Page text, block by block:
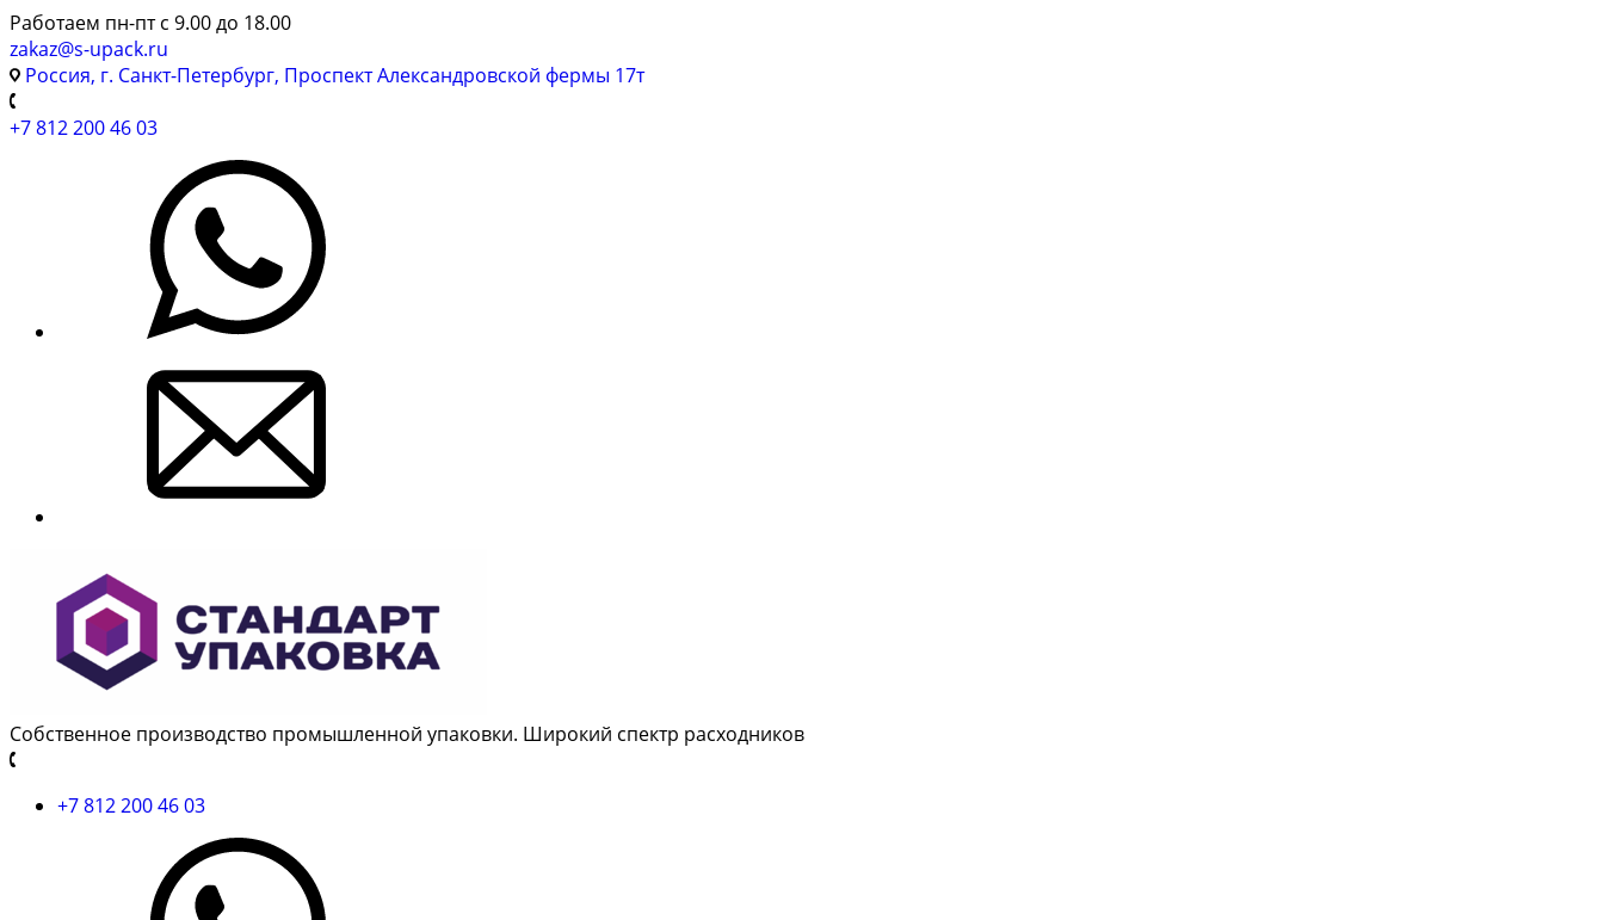
Работаем пн-пт с 9.00 до 18.00
zakaz@s-upack.ru
Россия, г. Санкт-Петербург, Проспект Александровской фермы 17т
+7 812 200 46 03
Собственное производство промышленной упаковки. Широкий спектр расходников
+7 812 200 46 03